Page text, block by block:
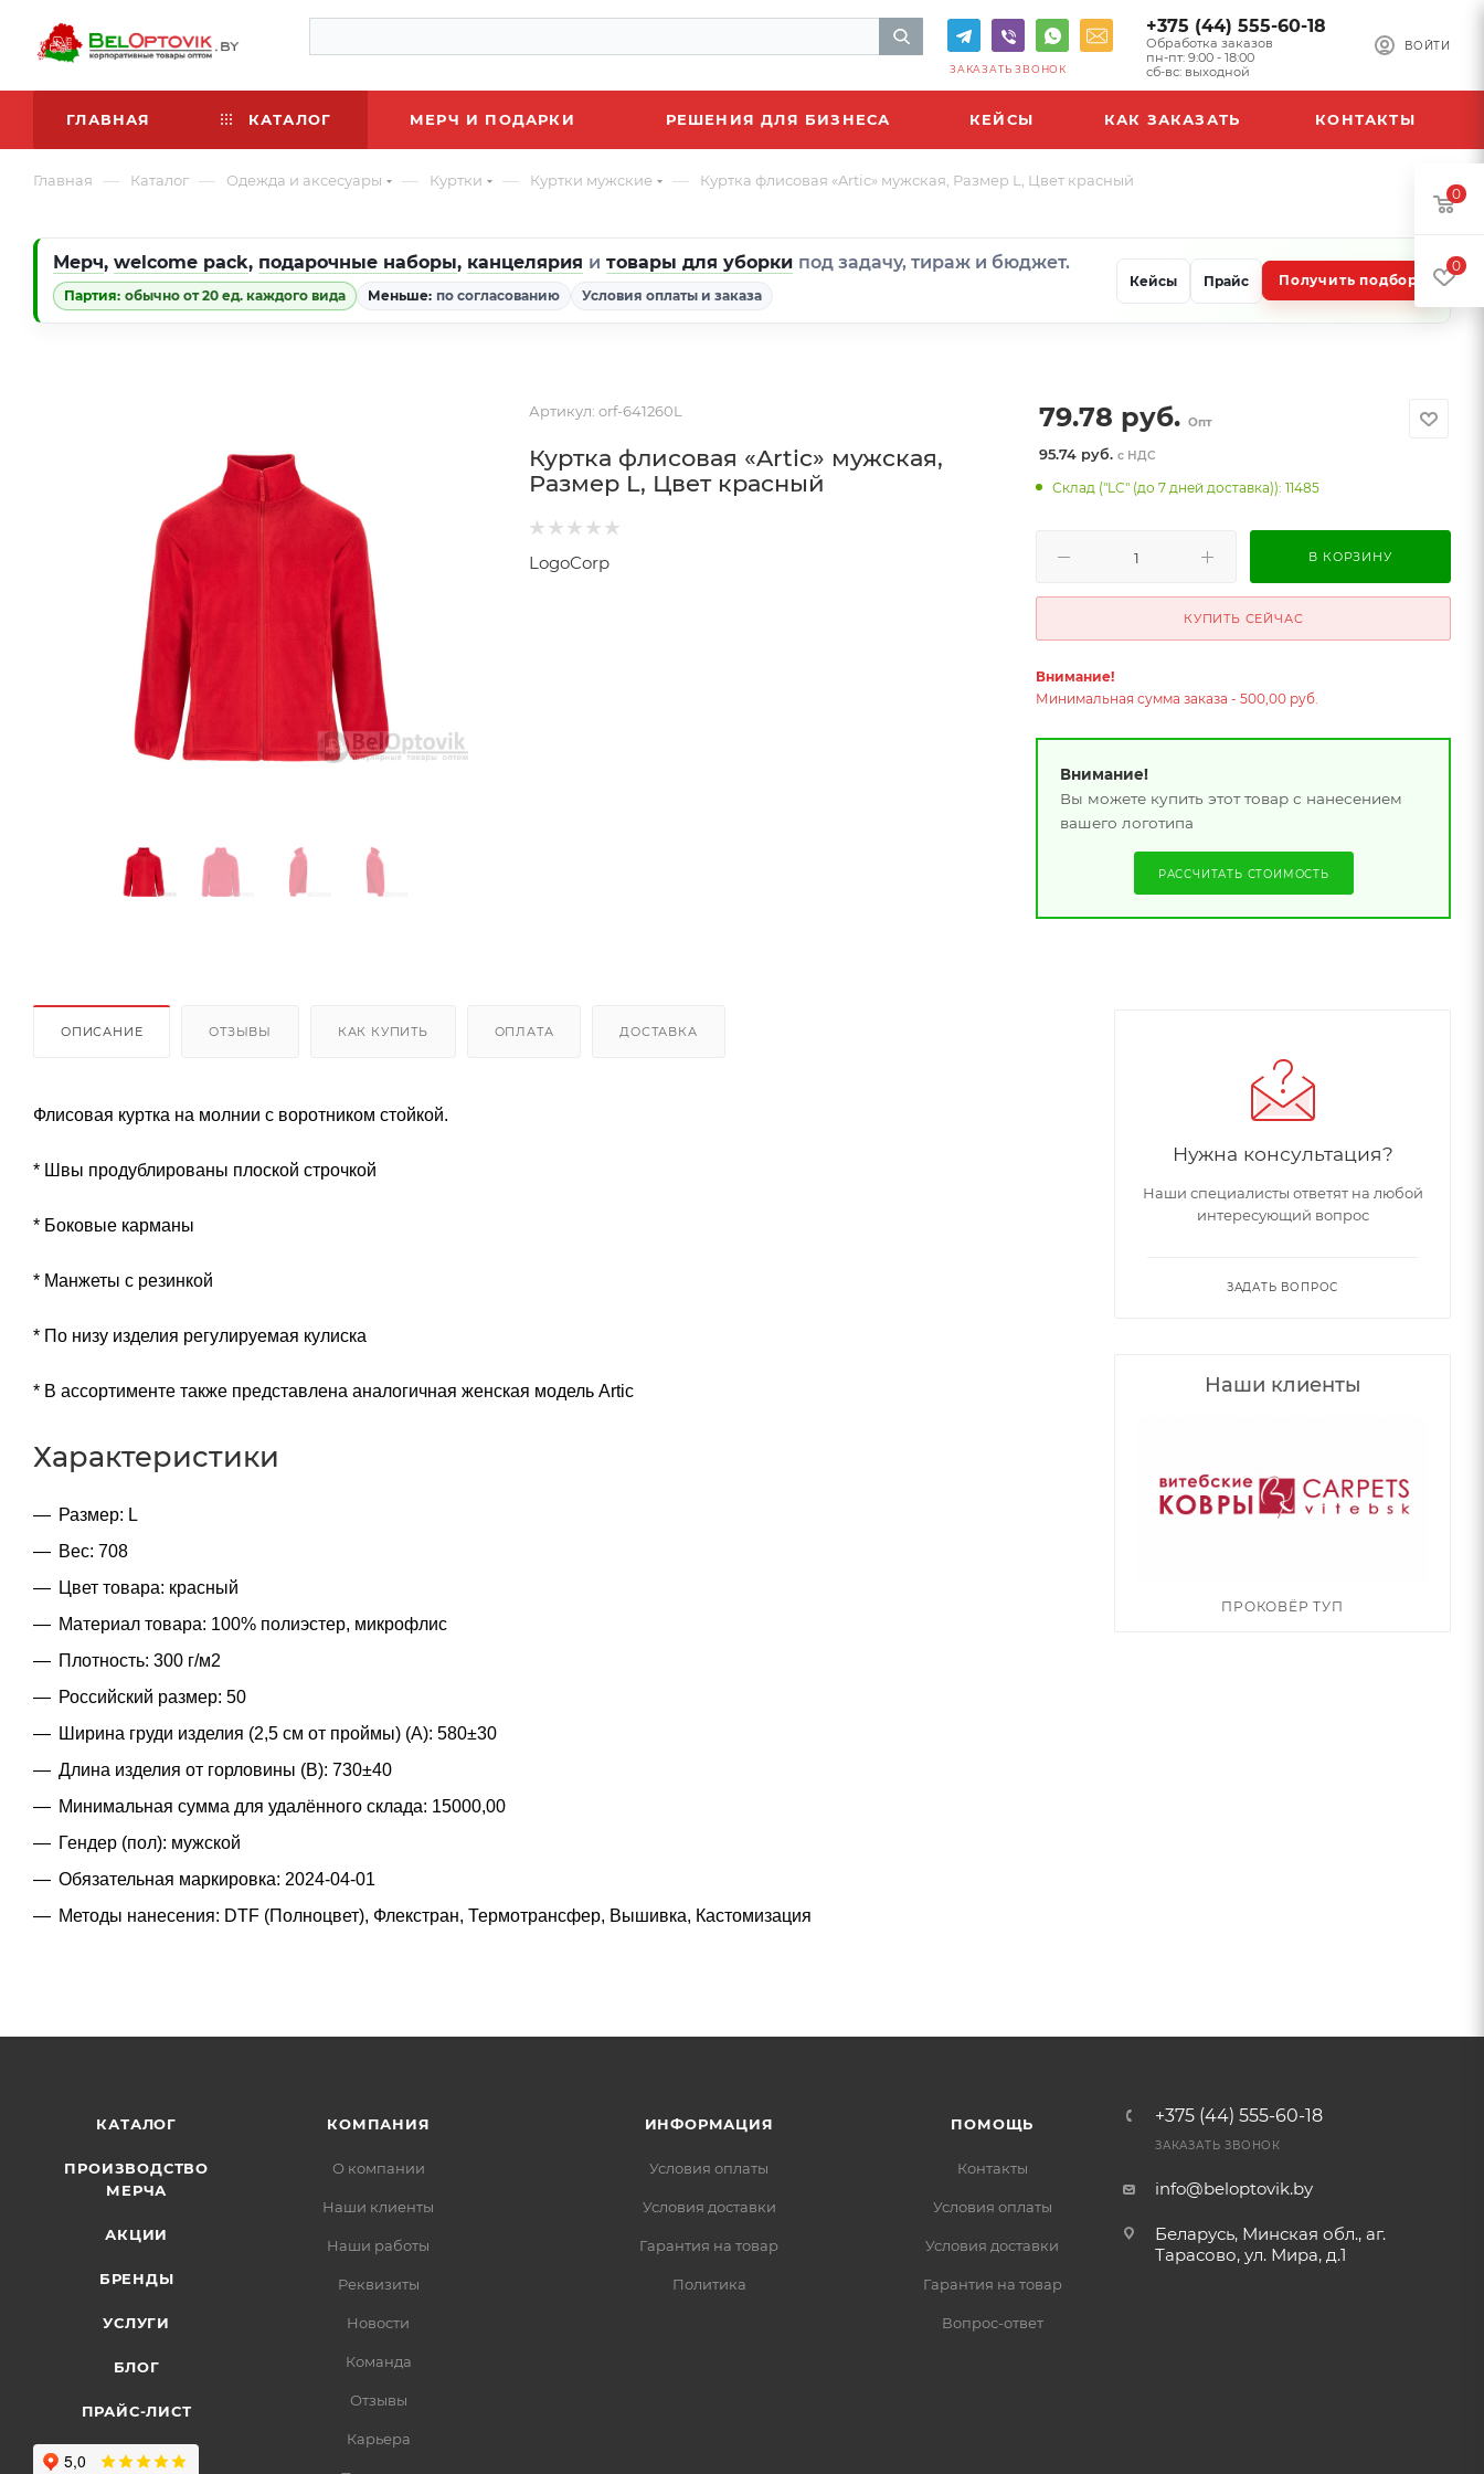
ВОЙТИ
+375 (44) 555-60-18
Обработка заказов
пн-пт: 9:00 - 18:00
сб-вс: выходной
ЗАКАЗАТЬ ЗВОНОК
ГЛАВНАЯ КАТАЛОГ МЕРЧ И ПОДАРКИ РЕШЕНИЯ ДЛЯ БИЗНЕСА КЕЙСЫ КАК ЗАКАЗАТЬ КОНТАКТЫ
Главная — Каталог — Одежда и аксесуары — Куртки — Куртки мужские — Куртка флисовая «Artic» мужская, Размер L, Цвет красный
Мерч, welcome pack, подарочные наборы, канцелярия и товары для уборки под задачу, тираж и бюджет.
Партия: обычно от 20 ед. каждого вида Меньше: по согласованию Условия оплаты и заказа
Кейсы Прайс Получить подбор
Артикул: orf-641260L
Куртка флисовая «Artic» мужская,
Размер L, Цвет красный
LogoCorp
79.78 руб. Опт
95.74 руб.с НДС
Склад ("LC" (до 7 дней доставка)): 11485
В КОРЗИНУ
КУПИТЬ СЕЙЧАС
Внимание!
Минимальная сумма заказа - 500,00 руб.
Внимание!
Вы можете купить этот товар с нанесением
вашего логотипа
РАССЧИТАТЬ СТОИМОСТЬ
ОПИСАНИЕ ОТЗЫВЫ КАК КУПИТЬ ОПЛАТА ДОСТАВКА
Флисовая куртка на молнии с воротником стойкой.
* Швы продублированы плоской строчкой
* Боковые карманы
* Манжеты с резинкой
* По низу изделия регулируемая кулиска
* В ассортименте также представлена аналогичная женская модель Artic
Характеристики
Размер: L
Вес: 708
Цвет товара: красный
Материал товара: 100% полиэстер, микрофлис
Плотность: 300 г/м2
Российский размер: 50
Ширина груди изделия (2,5 см от проймы) (A): 580±30
Длина изделия от горловины (B): 730±40
Минимальная сумма для удалённого склада: 15000,00
Гендер (пол): мужской
Обязательная маркировка: 2024-04-01
Методы нанесения: DTF (Полноцвет), Флекстран, Термотрансфер, Вышивка, Кастомизация
Нужна консультация?
Наши специалисты ответят на любой
интересующий вопрос
ЗАДАТЬ ВОПРОС
Наши клиенты
ПРОКОВЁР ТУП
КАТАЛОГ
ПРОИЗВОДСТВО
МЕРЧА
АКЦИИ
БРЕНДЫ
УСЛУГИ
БЛОГ
ПРАЙС-ЛИСТ
КОМПАНИЯ
О компании
Наши клиенты
Наши работы
Реквизиты
Новости
Команда
Отзывы
Карьера
ИНФОРМАЦИЯ
Условия оплаты
Условия доставки
Гарантия на товар
Политика
ПОМОЩЬ
Контакты
Условия оплаты
Условия доставки
Гарантия на товар
Вопрос-ответ
+375 (44) 555-60-18
ЗАКАЗАТЬ ЗВОНОК
info@beloptovik.by
Беларусь, Минская обл., аг.
Тарасово, ул. Мира, д.1
0
0